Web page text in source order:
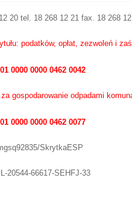
20 tel. 18 268 12 21 fax. 18 268 12
podatków, opłat, zezwoleń i
0000 0000 0462 0042
gospodarowanie odpadami
0000 0000 0462 0077
SkrytkaESP
20544-66617-SEHFJ-33